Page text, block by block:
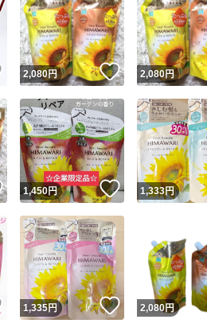
※このバッジは実績に基づく表示であり、発送
スピード＆安心発送
このユーザー
ます
スピード発送 このユーザーは
安心発送 このユーザー
いいね！
2,080円 いいね！
2,080円
いいね！
1,450円 いいね！
1,333円
いいね！
1,335円 いいね！
2,080円